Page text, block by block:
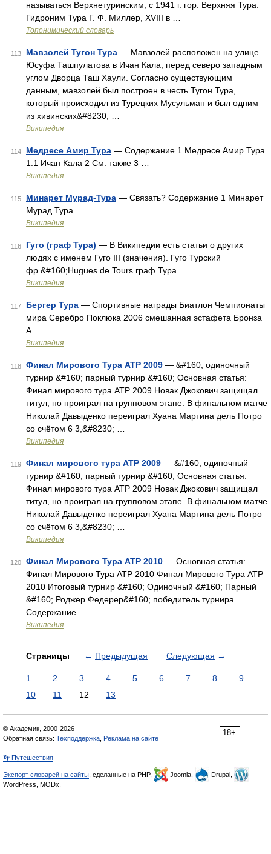
называться Верхнетуринским; с 1941 г. гор. Верхняя Тура.
Гидроним Тура Г. Ф. Миллер, XVIII в …
Топонимический словарь
113 Мавзолей Тугон Тура — Мавзолей расположен на улице
Юсуфа Ташпулатова в Ичан Кала, перед северо западным
углом Дворца Таш Хаули. Согласно существующим
данным, мавзолей был построен в честь Тугон Тура,
который происходил из Турецких Мусульман и был одним
из хивинских&#8230; …
Википедия
114 Медресе Амир Тура — Содержание 1 Медресе Амир Тура
1.1 Ичан Кала 2 См. также 3 …
Википедия
115 Минарет Мурад-Тура — Связать? Содержание 1 Минарет
Мурад Тура …
Википедия
116 Гуго (граф Тура) — В Википедии есть статьи о других
людях с именем Гуго III (значения). Гуго Турский
фр.&#160;Hugues de Tours граф Тура …
Википедия
117 Бергер Тура — Спортивные награды Биатлон Чемпионаты
мира Серебро Поклюка 2006 смешанная эстафета Бронза
А …
Википедия
118 Финал Мирового Тура ATP 2009 — &#160; одиночный
турнир &#160; парный турнир &#160; Основная статья:
Финал мирового тура ATP 2009 Новак Джокович защищал
титул, но проиграл на групповом этапе. В финальном матче
Николай Давыденко переиграл Хуана Мартина дель Потро
со счётом 6 3,&#8230; …
Википедия
119 Финал мирового тура ATP 2009 — &#160; одиночный
турнир &#160; парный турнир &#160; Основная статья:
Финал мирового тура ATP 2009 Новак Джокович защищал
титул, но проиграл на групповом этапе. В финальном матче
Николай Давыденко переиграл Хуана Мартина дель Потро
со счётом 6 3,&#8230; …
Википедия
120 Финал Мирового Тура ATP 2010 — Основная статья:
Финал Мирового Тура ATP 2010 Финал Мирового Тура ATP
2010 Итоговый турнир &#160; Одиночный &#160; Парный
&#160; Роджер Федерер&#160; победитель турнира.
Содержание …
Википедия
Страницы ← Предыдущая Следующая →
1 2 3 4 5 6 7 8
9
10
11 12 13
18+
© Академик, 2000-2026
Обратная связь: Техподдержка Реклама на сайте
👣 Путешествия
Экспорт словарей на сайты , сделанные на PHP, Joomla,
Drupal,
WordPress, MODx.